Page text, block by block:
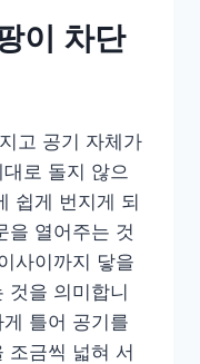
이 차단
고 공기 자체가
로 돌지 않으
쉽게 번지게 되
을 열어주는 것
사이까지 닿을
것을 의미합니
틀어 공기를
조금씩 넓혀 서